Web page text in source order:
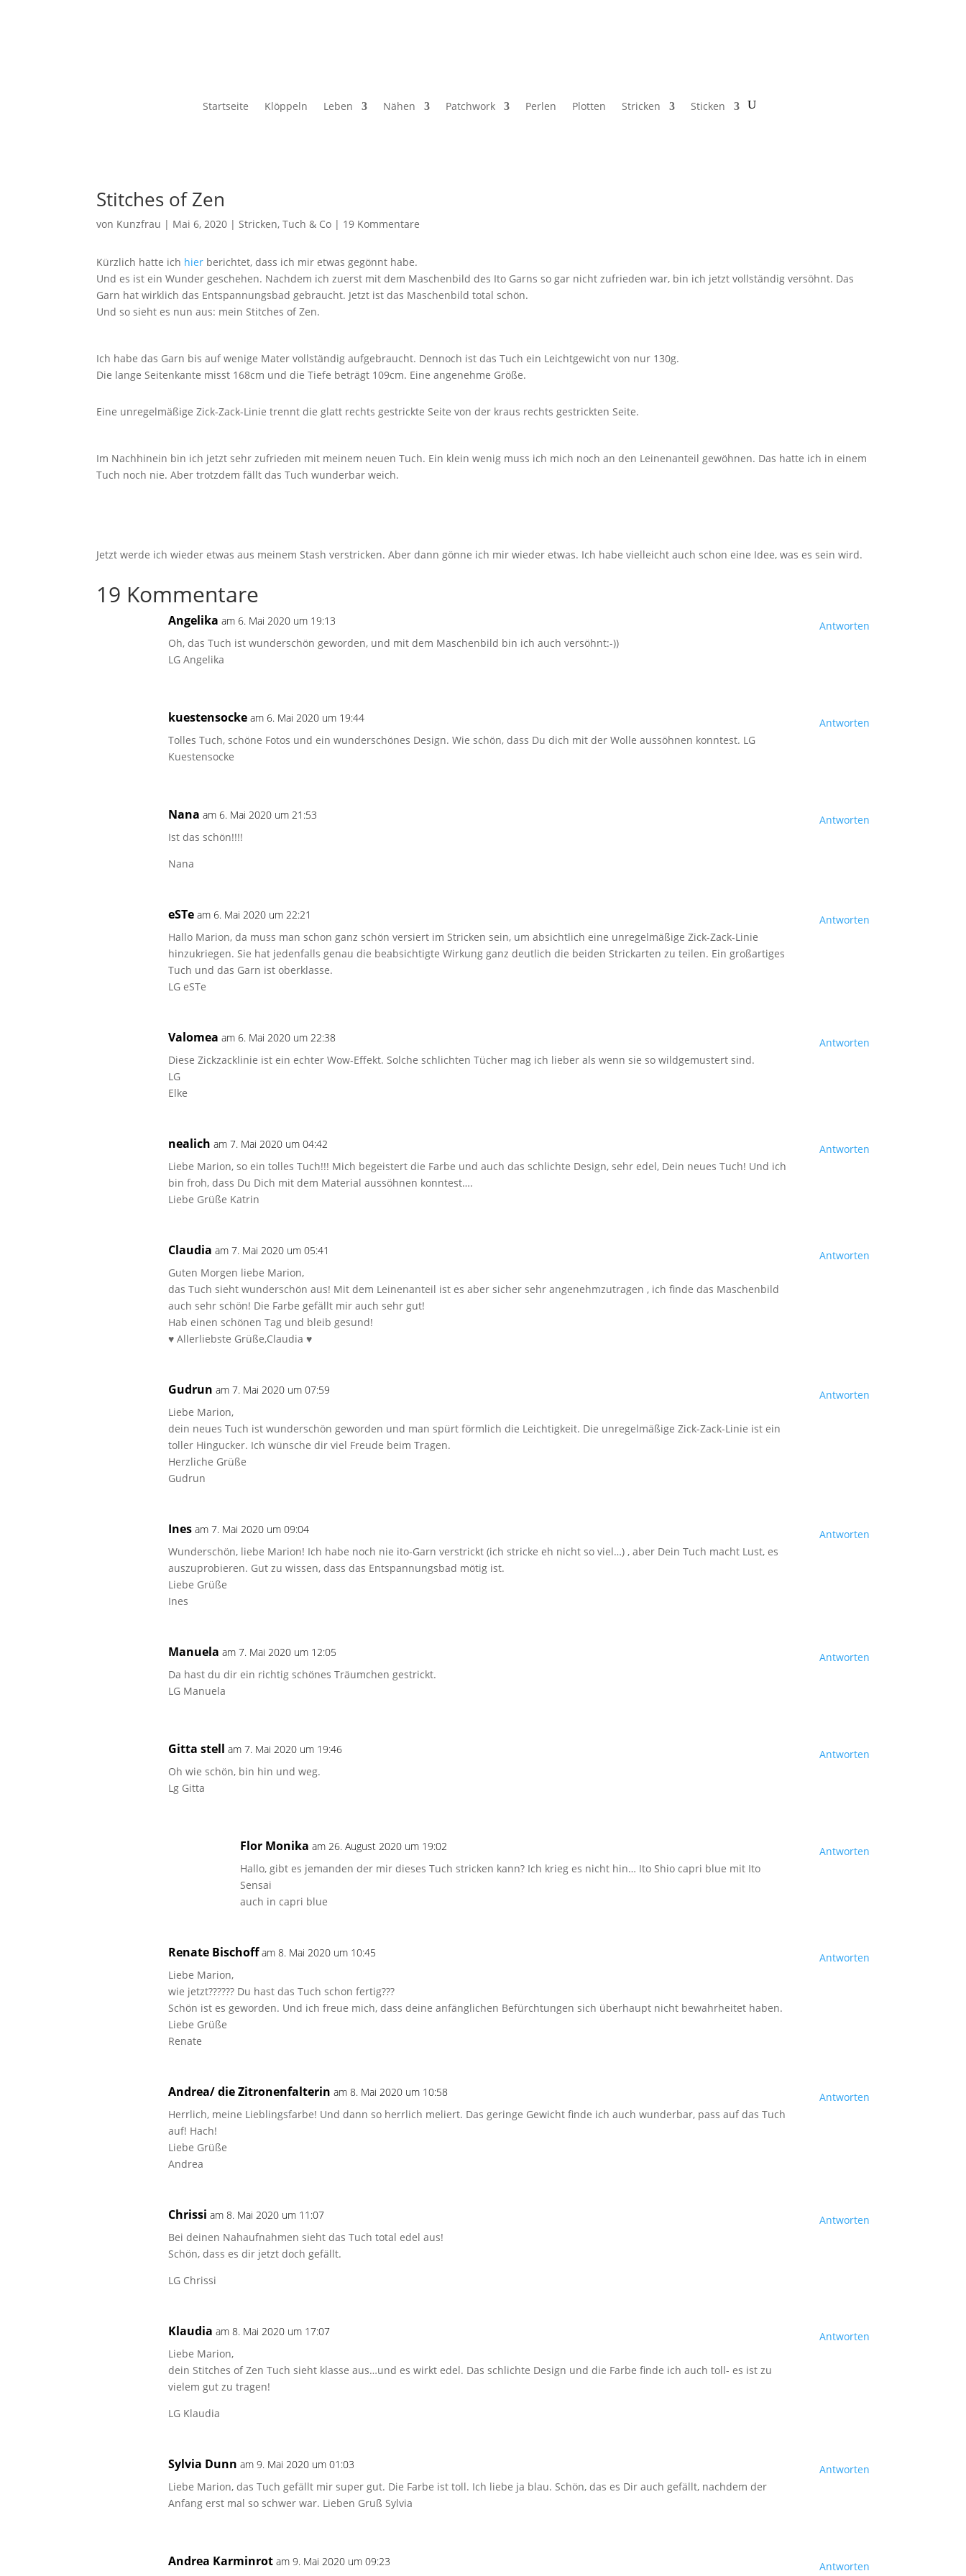
Startseite Klöppeln Leben Nähen Patchwork Perlen Plotten Stricken Sticken
Stitches of Zen
von Kunzfrau | Mai 6, 2020 |Stricken,Tuch & Co | 19 Kommentare
Kürzlich hatte ich hier berichtet, dass ich mir etwas gegönnt habe.
Und es ist ein Wunder geschehen. Nachdem ich zuerst mit dem Maschenbild des Ito Garns so gar nicht zufrieden war, bin ich jetzt vollständig versöhnt. Das
Garn hat wirklich das Entspannungsbad gebraucht. Jetzt ist das Maschenbild total schön.
Und so sieht es nun aus: mein Stitches of Zen.
Ich habe das Garn bis auf wenige Mater vollständig aufgebraucht. Dennoch ist das Tuch ein Leichtgewicht von nur 130g.
Die lange Seitenkante misst 168cm und die Tiefe beträgt 109cm. Eine angenehme Größe.
Eine unregelmäßige Zick-Zack-Linie trennt die glatt rechts gestrickte Seite von der kraus rechts gestrickten Seite.
Im Nachhinein bin ich jetzt sehr zufrieden mit meinem neuen Tuch. Ein klein wenig muss ich mich noch an den Leinenanteil gewöhnen. Das hatte ich in einem
Tuch noch nie. Aber trotzdem fällt das Tuch wunderbar weich.
Jetzt werde ich wieder etwas aus meinem Stash verstricken. Aber dann gönne ich mir wieder etwas. Ich habe vielleicht auch schon eine Idee, was es sein wird.
19 Kommentare
Angelika am 6. Mai 2020 um 19:13
Oh, das Tuch ist wunderschön geworden, und mit dem Maschenbild bin ich auch versöhnt:-))
LG Angelika
Antworten
kuestensocke am 6. Mai 2020 um 19:44
Tolles Tuch, schöne Fotos und ein wunderschönes Design. Wie schön, dass Du dich mit der Wolle aussöhnen konntest. LG
Kuestensocke
Antworten
Nana am 6. Mai 2020 um 21:53
Ist das schön!!!!
Nana
Antworten
eSTe am 6. Mai 2020 um 22:21
Hallo Marion, da muss man schon ganz schön versiert im Stricken sein, um absichtlich eine unregelmäßige Zick-Zack-Linie
hinzukriegen. Sie hat jedenfalls genau die beabsichtigte Wirkung ganz deutlich die beiden Strickarten zu teilen. Ein großartiges
Tuch und das Garn ist oberklasse.
LG eSTe
Antworten
Valomea am 6. Mai 2020 um 22:38
Diese Zickzacklinie ist ein echter Wow-Effekt. Solche schlichten Tücher mag ich lieber als wenn sie so wildgemustert sind.
LG
Elke
Antworten
nealich am 7. Mai 2020 um 04:42
Liebe Marion, so ein tolles Tuch!!! Mich begeistert die Farbe und auch das schlichte Design, sehr edel, Dein neues Tuch! Und ich
bin froh, dass Du Dich mit dem Material aussöhnen konntest….
Liebe Grüße Katrin
Antworten
Claudia am 7. Mai 2020 um 05:41
Guten Morgen liebe Marion,
das Tuch sieht wunderschön aus! Mit dem Leinenanteil ist es aber sicher sehr angenehmzutragen , ich finde das Maschenbild
auch sehr schön! Die Farbe gefällt mir auch sehr gut!
Hab einen schönen Tag und bleib gesund!
♥️ Allerliebste Grüße,Claudia ♥️
Antworten
Gudrun am 7. Mai 2020 um 07:59
Liebe Marion,
dein neues Tuch ist wunderschön geworden und man spürt förmlich die Leichtigkeit. Die unregelmäßige Zick-Zack-Linie ist ein
toller Hingucker. Ich wünsche dir viel Freude beim Tragen.
Herzliche Grüße
Gudrun
Antworten
Ines am 7. Mai 2020 um 09:04
Wunderschön, liebe Marion! Ich habe noch nie ito-Garn verstrickt (ich stricke eh nicht so viel…) , aber Dein Tuch macht Lust, es
auszuprobieren. Gut zu wissen, dass das Entspannungsbad mötig ist.
Liebe Grüße
Ines
Antworten
Manuela am 7. Mai 2020 um 12:05
Da hast du dir ein richtig schönes Träumchen gestrickt.
LG Manuela
Antworten
Gitta stell am 7. Mai 2020 um 19:46
Oh wie schön, bin hin und weg.
Lg Gitta
Antworten
Flor Monika am 26. August 2020 um 19:02
Hallo, gibt es jemanden der mir dieses Tuch stricken kann? Ich krieg es nicht hin… Ito Shio capri blue mit Ito
Sensai
auch in capri blue
Antworten
Renate Bischoff am 8. Mai 2020 um 10:45
Liebe Marion,
wie jetzt?????? Du hast das Tuch schon fertig???
Schön ist es geworden. Und ich freue mich, dass deine anfänglichen Befürchtungen sich überhaupt nicht bewahrheitet haben.
Liebe Grüße
Renate
Antworten
Andrea/ die Zitronenfalterin am 8. Mai 2020 um 10:58
Herrlich, meine Lieblingsfarbe! Und dann so herrlich meliert. Das geringe Gewicht finde ich auch wunderbar, pass auf das Tuch
auf! Hach!
Liebe Grüße
Andrea
Antworten
Chrissi am 8. Mai 2020 um 11:07
Bei deinen Nahaufnahmen sieht das Tuch total edel aus!
Schön, dass es dir jetzt doch gefällt.
LG Chrissi
Antworten
Klaudia am 8. Mai 2020 um 17:07
Liebe Marion,
dein Stitches of Zen Tuch sieht klasse aus…und es wirkt edel. Das schlichte Design und die Farbe finde ich auch toll- es ist zu
vielem gut zu tragen!
LG Klaudia
Antworten
Sylvia Dunn am 9. Mai 2020 um 01:03
Liebe Marion, das Tuch gefällt mir super gut. Die Farbe ist toll. Ich liebe ja blau. Schön, das es Dir auch gefällt, nachdem der
Anfang erst mal so schwer war. Lieben Gruß Sylvia
Antworten
Andrea Karminrot am 9. Mai 2020 um 09:23 Antworten